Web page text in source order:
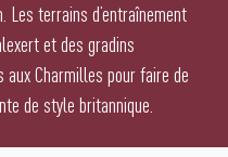
terrains d’entraînement
et des gradins
Charmilles pour faire de
de style britannique.